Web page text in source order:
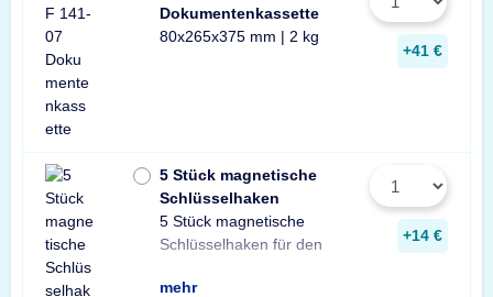
Dokumentenkassette
80x265x375 mm | 2 kg
+41 €
5 Stück magnetische
Schlüsselhaken
5 Stück magnetische
Schlüsselhaken für den
Innenraum Ihres Tresors.
Die einfache, praktische
und sichere Lösung zur
Aufbewahrung von
Schlüsseln in Ihrem
mehr
+14 €